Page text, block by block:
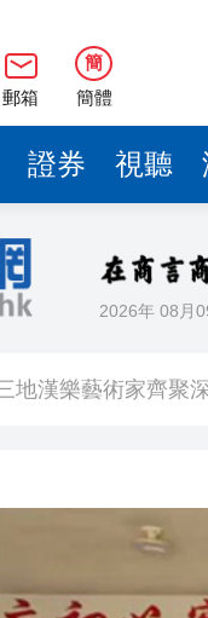
郵箱
簡
簡體
證券 視聽
2026年 08月
交部回應特朗普委
尖專家共話時代命題
文儒煥新升級 五組
南儋州以舊換新帶
省屬國企去年合計
地漢樂藝術家齊聚
文儒煥新升級 五
港區全國政協委員